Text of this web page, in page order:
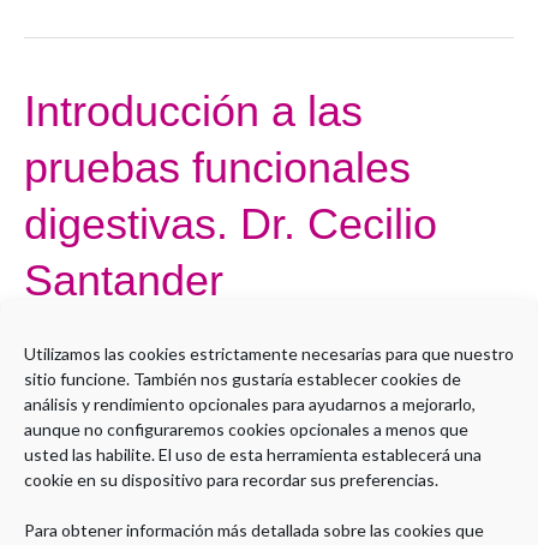
Utilizamos las cookies estrictamente necesarias para que nuestro
sitio funcione. También nos gustaría establecer cookies de
análisis y rendimiento opcionales para ayudarnos a mejorarlo,
aunque no configuraremos cookies opcionales a menos que
usted las habilite. El uso de esta herramienta establecerá una
cookie en su dispositivo para recordar sus preferencias.
Para obtener información más detallada sobre las cookies que
Introducción a las
pruebas funcionales
digestivas. Dr. Cecilio
Santander
Open to access this content
Introducción
a
las
pruebas
funcionales
Dr.
Santander
Leer más »